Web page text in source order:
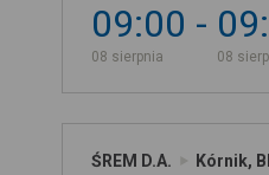
09:00
08 sierpnia 08
ŚREM D.A. Kórnik,